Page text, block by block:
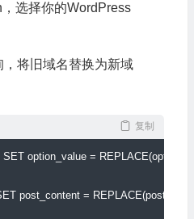
选择你的WordPress
将旧域名替换为新域
复制
SET option_value = REPLACE(
post_content = REPLACE(